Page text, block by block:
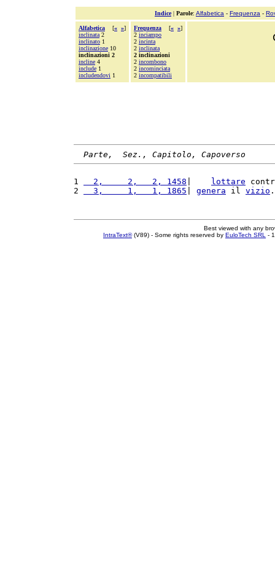
Indice| Parole: Alfabetica - Frequenza -
Alfabetica [« »]
inclinata 2
inclinato 1
inclinazione 10
inclinazioni 2
incline 4
include 1
includendovi 1
Frequenza [« »]
2 inciampo
2 incinta
2 inclinata
2 inclinazioni
2 incombono
2 incominciata
2 incompatibili
Parte,  Sez., Capitolo, Capoverso
1
  2,     2,   2, 1458
lottare
2
  3,     1,   1, 1865
genera il vizio
Best viewed with any
IntraText®(V89) - Some rights reserved by EuloTech SRL -